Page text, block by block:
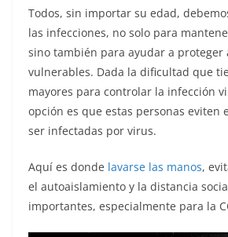
Todos, sin importar su edad,
las infecciones, no solo para
sino también para ayudar a proteger
vulnerables. Dada la dificultad que
mayores para controlar la infección
opción es que estas personas eviten
ser infectadas por virus.
Aquí es donde lavarse las manos,
el autoaislamiento y la distancia
importantes, especialmente para la